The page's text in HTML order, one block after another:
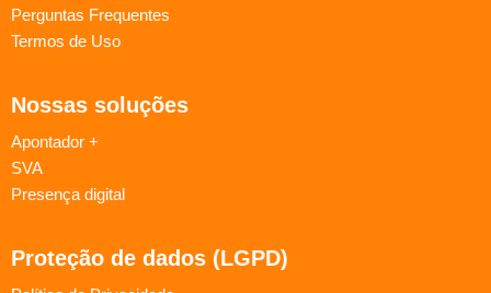
Perguntas Frequentes
Termos de Uso
Nossas soluções
Apontador +
SVA
Presença digital
Proteção de dados (LGPD)